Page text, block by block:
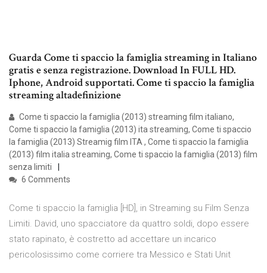
Guarda Come ti spaccio la famiglia streaming in Italiano
gratis e senza registrazione. Download In FULL HD.
Iphone, Android supportati. Come ti spaccio la famiglia
streaming altadefinizione
Come ti spaccio la famiglia (2013) streaming film italiano,
Come ti spaccio la famiglia (2013) ita streaming, Come ti spaccio
la famiglia (2013) Streamig film ITA , Come ti spaccio la famiglia
(2013) film italia streaming, Come ti spaccio la famiglia (2013) film
senza limiti
6 Comments
Come ti spaccio la famiglia [HD], in Streaming su Film Senza
Limiti. David, uno spacciatore da quattro soldi, dopo essere
stato rapinato, è costretto ad accettare un incarico
pericolosissimo come corriere tra Messico e Stati Unit